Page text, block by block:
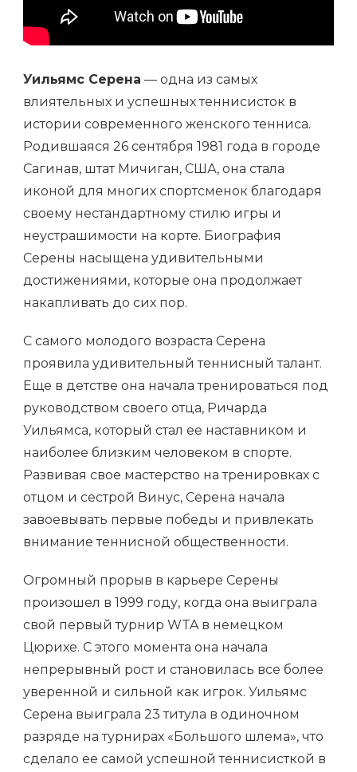
Уильямс Серена — одна из самых
влиятельных и успешных теннисисток в
истории современного женского тенниса.
Родившаяся 26 сентября 1981 года в городе
Сагинав, штат Мичиган, США, она стала
иконой для многих спортсменок благодаря
своему нестандартному стилю игры и
неустрашимости на корте. Биография
Серены насыщена удивительными
достижениями, которые она продолжает
накапливать до сих пор.
С самого молодого возраста Серена
проявила удивительный теннисный талант.
Еще в детстве она начала тренироваться под
руководством своего отца, Ричарда
Уильямса, который стал ее наставником и
наиболее близким человеком в спорте.
Развивая свое мастерство на тренировках с
отцом и сестрой Винус, Серена начала
завоевывать первые победы и привлекать
внимание теннисной общественности.
Огромный прорыв в карьере Серены
произошел в 1999 году, когда она выиграла
свой первый турнир WTA в немецком
Цюрихе. С этого момента она начала
непрерывный рост и становилась все более
уверенной и сильной как игрок. Уильямс
Серена выиграла 23 титула в одиночном
разряде на турнирах «Большого шлема», что
сделало ее самой успешной теннисисткой в